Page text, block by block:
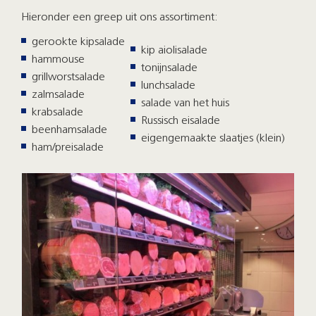
Hieronder een greep uit ons assortiment:
gerookte kipsalade
hammouse
grillworstsalade
zalmsalade
krabsalade
beenhamsalade
ham/preisalade
kip aiolisalade
tonijnsalade
lunchsalade
salade van het huis
Russisch eisalade
eigengemaakte slaatjes (klein)